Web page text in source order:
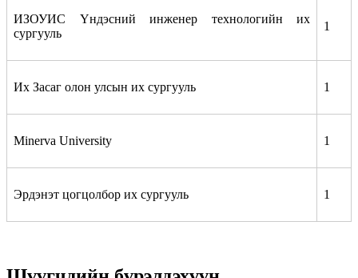
ИЗОУИС Үндэсний инженер технологийн их
сургууль
1
Их Засаг олон улсын их сургууль 1
Minerva University 1
Эрдэнэт цогцолбор их сургууль 1